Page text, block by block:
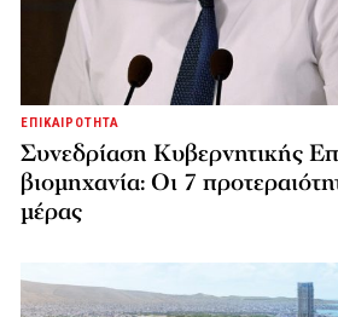
ΕΠΙΚΑΙΡΟΤΗΤΑ
Συνεδρίαση Κυβερνητικής
βιομηχανία: Οι 7
μέρας